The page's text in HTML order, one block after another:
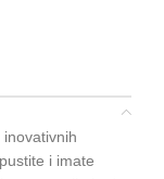
i imate